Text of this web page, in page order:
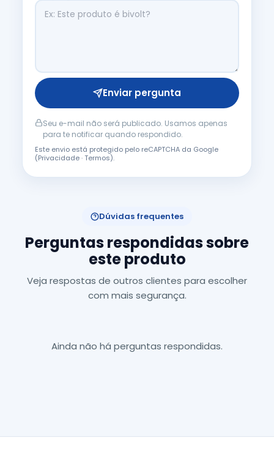
Enviar pergunta
Seu e-mail não será publicado. Usamos apenas
para te notificar quando respondido.
Este envio está protegido pelo reCAPTCHA da Google
(Privacidade·Termos).
Dúvidas frequentes
Perguntas respondidas sobre
este produto
Veja respostas de outros clientes para escolher
com mais segurança.
Ainda não há perguntas respondidas.